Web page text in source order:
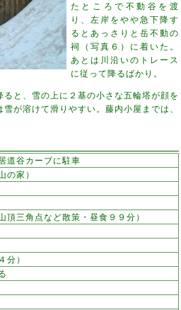
たところで不動谷を渡
り、左岸をやや急下降す
るとあっさりと岳不動の
祠（写真６）に着いた。
あとは川沿いのトレース
に従って降るばかり。
と、雪の上に２基の小さな五輪塔が顔を
が溶けて滑りやすい。藤内小屋までは、
道谷カーブに駐車
の家）
頂三角点など散策・昼食９９分）
分）